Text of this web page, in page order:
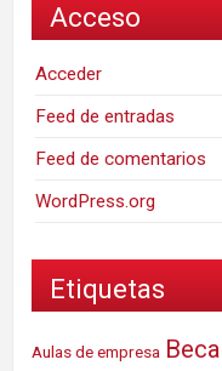
Acceso
Acceder
Feed de entradas
Feed de comentarios
WordPress.org
Etiquetas
Aulas de empresa Beca